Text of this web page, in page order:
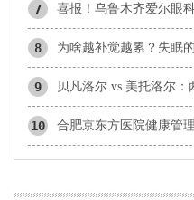
7
8
9
10